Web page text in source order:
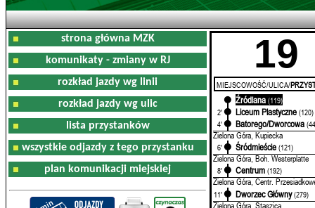
strona główna MZK
komunikaty - zmiany w RJ
rozkład jazdy wg linii
rozkład jazdy wg ulic
lista przystanków
wszystkie odjazdy z tego przystanku
plan komunikacji miejskiej
19
MIEJSCOWOŚĆ/ULICA/
Źródlana (119)
2'
Liceum Plastyczne (120)
4'
Batorego/Dworcowa
Zielona Góra, Kupiecka
6' Śródmieście (121)
Zielona Góra, Boh. Westerplatte
8' Centrum (192)
Zielona Góra, Centr.
11' Dworzec Główny (279)
Zielona Góra, Staszica